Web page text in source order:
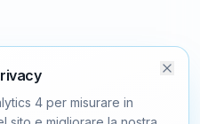
4 per misurare in